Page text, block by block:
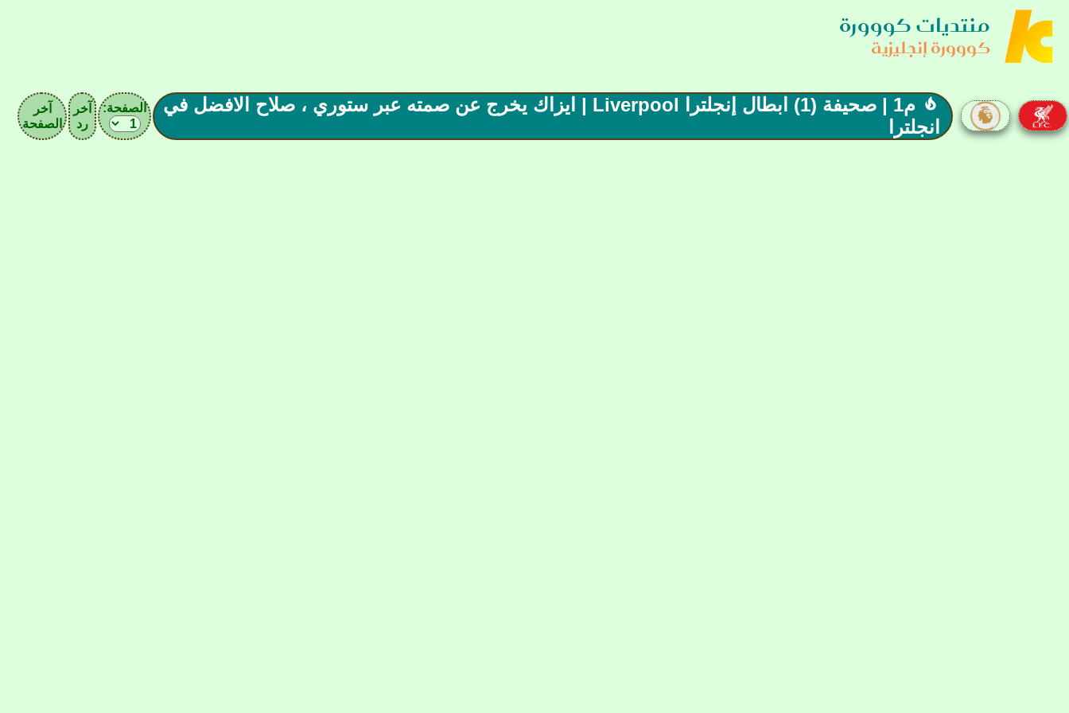
منتديات كووورة
كووورة إنجليزية

م1 | صحيفة (1) ابطال إنجلترا Liverpool | ايزاك يخرج عن صمته عبر ستوري ، صلاح الافضل في
انجلترا
الصفحة:
آخر
رد
آخر
الصفحة